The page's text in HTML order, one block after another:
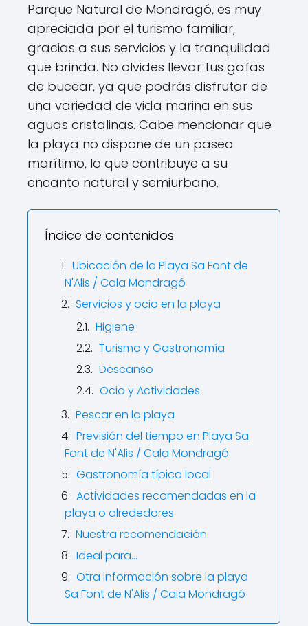
Parque Natural de Mondragó, es muy
apreciada por el turismo familiar,
gracias a sus servicios y la tranquilidad
que brinda. No olvides llevar tus gafas
de bucear, ya que podrás disfrutar de
una variedad de vida marina en sus
aguas cristalinas. Cabe mencionar que
la playa no dispone de un paseo
marítimo, lo que contribuye a su
encanto natural y semiurbano.
Índice de contenidos
Ubicación de la Playa Sa Font de
N'Alis / Cala Mondragó
Servicios y ocio en la playa
Higiene
Turismo y Gastronomía
Descanso
Ocio y Actividades
Pescar en la playa
Previsión del tiempo en Playa Sa
Font de N'Alis / Cala Mondragó
Gastronomía típica local
Actividades recomendadas en la
playa o alrededores
Nuestra recomendación
Ideal para…
Otra información sobre la playa
Sa Font de N'Alis / Cala Mondragó